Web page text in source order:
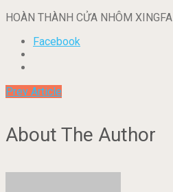
HOÀN THÀNH CỬA NHÔM XINGFA
Facebook
Prev Article
About The Author